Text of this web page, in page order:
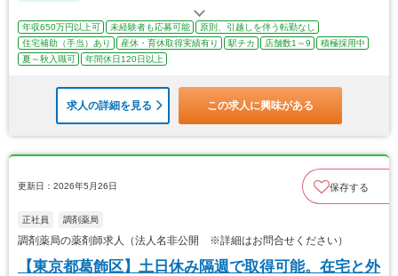
年収650万円以上可 未経験者も応募可能
原則、引越しを伴う転勤なし
住宅補助（手当）あり
産休・育休取得実績有り 駅チカ 店舗数1～9
積極採用中
夏～秋入職可
年間休日120日以上
求人の詳細を見る この求人に興味がある
更新日：2026年5月26日 保存する
正社員 調剤薬局
調剤薬局の薬剤師求人（法人名非公開 ※詳細はお問合せください）
【東京都葛飾区】土日休み隔週で取得可能。在宅と外